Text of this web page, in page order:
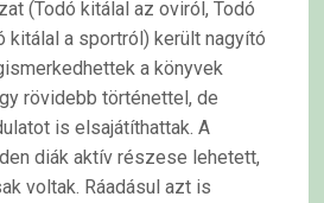
(Todó kitálal az oviról, Todó
kitálal a sportról) került nagyító
a könyvek
rövidebb történettel, de
is elsajátíthattak. A
diák aktív részese lehetett,
voltak. Ráadásul azt is